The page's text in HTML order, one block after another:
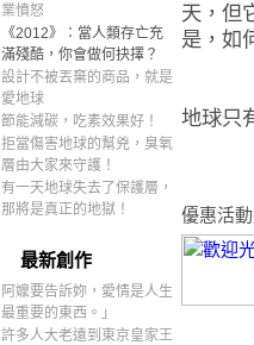
業憤怒
《2012》：當人類存亡充
滿殘酷，你會做何抉擇？
設計不被丟棄的商品，就是
愛地球
節能減碳，吃素效果好！
拒當傷害地球的幫兇，臭氧
層由大家來守護！
有一天地球失去了保護層，
那將是真正的地獄！
最新創作
阿嬤要告訴妳，愛情是人生
最重要的東西。」
許多人大老遠到東京皇家王
天，但
是，如
地球只
優惠活